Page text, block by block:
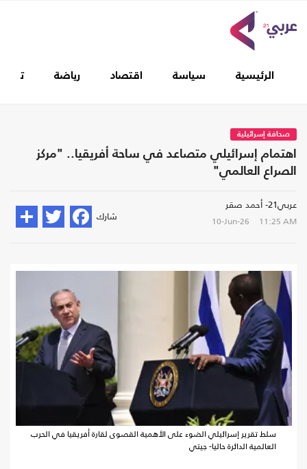
الرئيسية سياسة اقتصاد رياضة
صحافة إسرائيلية
اهتمام إسرائيلي متصاعد في ساحة أفريقيا.. "مركز
الصراع العالمي"
عربي21- أحمد صقر
10-Jun-26 11:25 AM شارك
سلط تقرير إسرائيلي الضوء على الأهمية القصوى لقارة أفريقيا في الحرب
العالمية الدائرة حاليا- جيتي